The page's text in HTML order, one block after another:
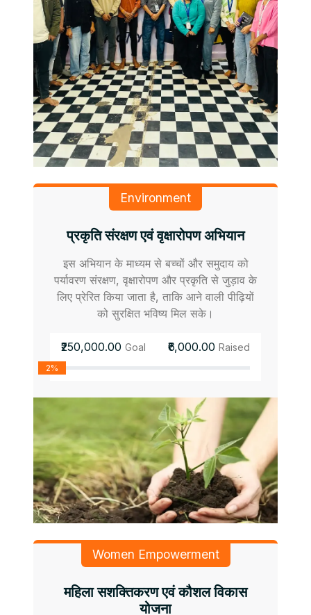
Environment
प्रकृति संरक्षण एवं वृक्षारोपण अभियान
इस अभियान के माध्यम से बच्चों और समुदाय को
पर्यावरण संरक्षण, वृक्षारोपण और प्रकृति से जुड़ाव के
लिए प्रेरित किया जाता है, ताकि आने वाली पीढ़ियों
को सुरक्षित भविष्य मिल सके।
₹250,000.00 Goal ₹6,000.00 Raised
2%
Women Empowerment
महिला सशक्तिकरण एवं कौशल विकास
योजना